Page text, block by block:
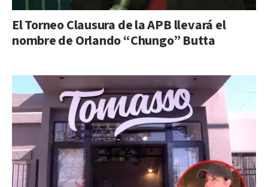
El Torneo Clausura de la APB llevará el
nombre de Orlando “Chungo” Butta